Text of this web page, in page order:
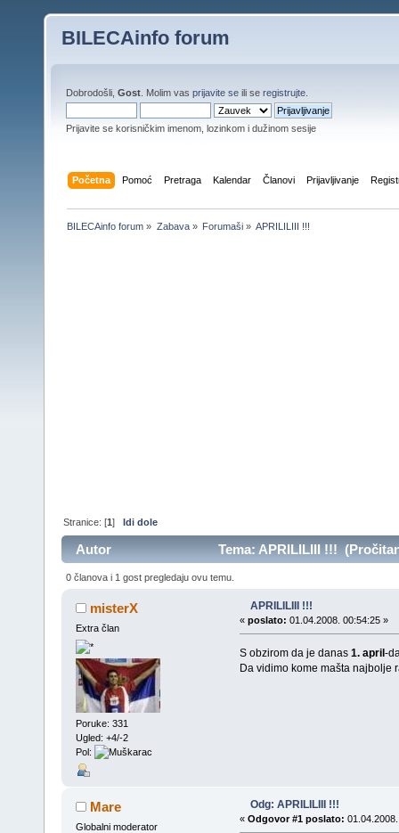
BILECAinfo forum
Dobrodošli, Gost . Molim vas prijavite se ili se registrujte
Prijavite se korisničkim imenom, lozinkom i dužinom sesije
Početna Pomoć Pretraga Kalendar Članovi Prijavljivanje
BILECAinfo forum » Zabava» Forumaši» APRILILIII !!!
Stranice: [1]Idi dole
Autor Tema: APRILILIII !!!
0 članova i 1 gost pregledaju ovu temu.
misterX
Extra član
Poruke: 331
Ugled: +4/-2
Pol:
APRILILIII !!!
« poslato: 01.04.2008. 00:54:25 »
S obzirom da je danas 1. april-
Da vidimo kome mašta najbolje
Mare
Globalni moderator
Odg: APRILILIII !!!
« Odgovor #1 poslato: